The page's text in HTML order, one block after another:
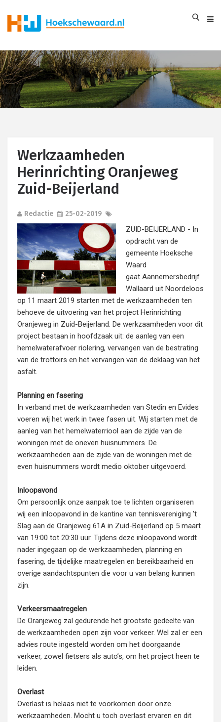
Werkzaamheden
Herinrichting Oranjeweg
Zuid-Beijerland
Redactie 25-02-2019
ZUID-BEIJERLAND - In
opdracht van de
gemeente Hoeksche
Waard
gaat Aannemersbedrijf
Wallaard uit Noordeloos
op 11 maart 2019 starten met de werkzaamheden ten
behoeve de uitvoering van het project Herinrichting
Oranjeweg in Zuid-Beijerland. De werkzaamheden voor dit
project bestaan in hoofdzaak uit: de aanleg van een
hemelwaterafvoer riolering, vervangen van de bestrating
van de trottoirs en het vervangen van de deklaag van het
asfalt.
Planning en fasering
In verband met de werkzaamheden van Stedin en Evides
voeren wij het werk in twee fasen uit. Wij starten met de
aanleg van het hemelwaterriool aan de zijde van de
woningen met de oneven huisnummers. De
werkzaamheden aan de zijde van de woningen met de
even huisnummers wordt medio oktober uitgevoerd.
Inloopavond
Om persoonlijk onze aanpak toe te lichten organiseren
wij een inloopavond in de kantine van tennisvereniging ’t
Slag aan de Oranjeweg 61A in Zuid-Beijerland op 5 maart
van 19:00 tot 20:30 uur. Tijdens deze inloopavond wordt
nader ingegaan op de werkzaamheden, planning en
fasering, de tijdelijke maatregelen en bereikbaarheid en
overige aandachtspunten die voor u van belang kunnen
zijn.
Verkeersmaatregelen
De Oranjeweg zal gedurende het grootste gedeelte van
de werkzaamheden open zijn voor verkeer. Wel zal er een
advies route ingesteld worden om het doorgaande
verkeer, zowel fietsers als auto’s, om het project heen te
leiden.
Overlast
Overlast is helaas niet te voorkomen door onze
werkzaamheden. Mocht u toch overlast ervaren en dit